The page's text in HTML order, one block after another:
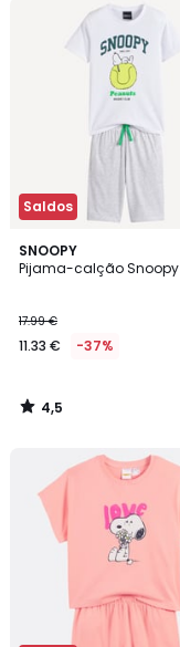
Saldos
SNOOPY
Pijama-calção Snoopy
17.99 €
11.33 € -37%
4,5
/ 5
4,5
/